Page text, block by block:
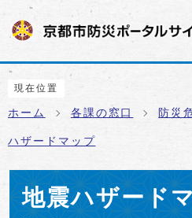
ページの先頭です
ここから本文です
現在位置
ホーム 各課の窓口 防災
ハザードマップ
地震ハザード